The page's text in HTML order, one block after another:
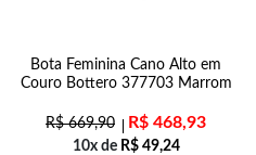
Bota Feminina Cano Alto em
Couro Bottero 377703 Marrom
R$669,90 R$ 468,93
10x de R$49,24